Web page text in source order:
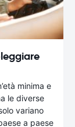
minima e
le diverse
variano
a paese